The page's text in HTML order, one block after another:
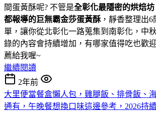
間蛋黃酥呢? 不管是全彰化最隱密的烘焙坊
都報導的巨無霸金莎蛋黃酥，靜香整理出6
單，讓你從北彰化一路蒐集到南彰化，中
錄的內容會持續增加，有哪家值得吃也歡
薦給我喔~
繼續閱讀
2年前
大里便當餐盒懶人包，雞腿飯、排骨飯、
通有，午晚餐想換口味這邊參考，2026持